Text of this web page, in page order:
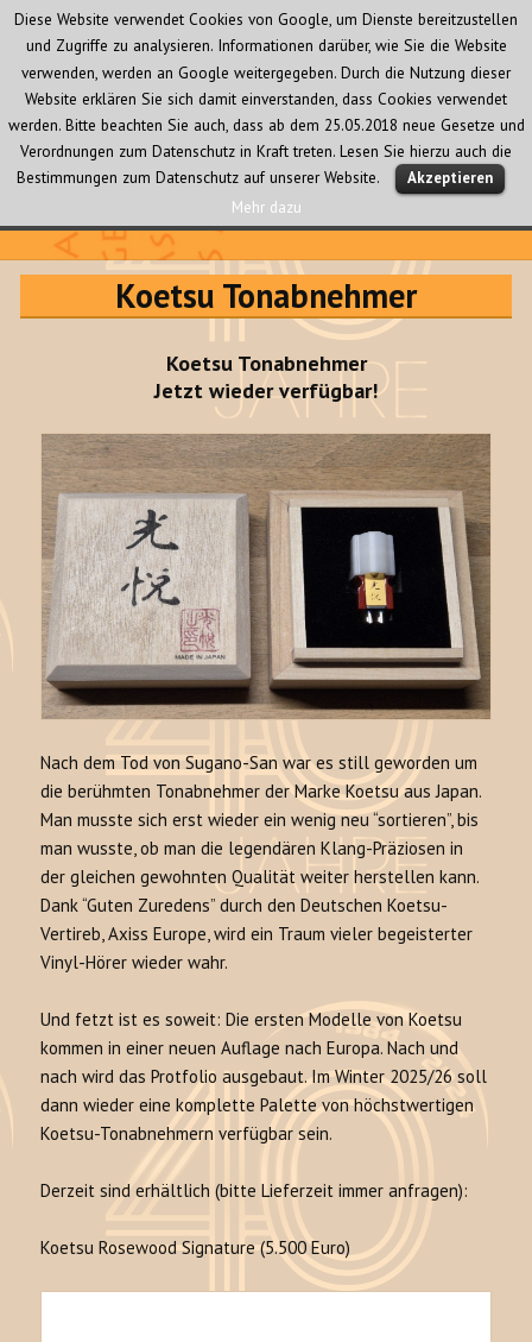
Audio Creativ
MENÜ
UND
Koetsu Tonabnehmer
Koetsu Tonabnehmer
Jetzt wieder verfügbar!
Nach dem Tod von Sugano-San war es still geworden um
die berühmten Tonabnehmer der Marke Koetsu aus Japan.
Man musste sich erst wieder ein wenig neu “sortieren”, bis
man wusste, ob man die legendären Klang-Präziosen in
der gleichen gewohnten Qualität weiter herstellen kann.
Dank “Guten Zuredens” durch den Deutschen Koetsu-
Vertireb, Axiss Europe, wird ein Traum vieler begeisterter
Vinyl-Hörer wieder wahr.
Und fetzt ist es soweit: Die ersten Modelle von Koetsu
kommen in einer neuen Auflage nach Europa. Nach und
nach wird das Protfolio ausgebaut. Im Winter 2025/26 soll
dann wieder eine komplette Palette von höchstwertigen
Koetsu-Tonabnehmern verfügbar sein.
Derzeit sind erhältlich (bitte Lieferzeit immer anfragen):
Koetsu Rosewood Signature (5.500 Euro)
Diese Website verwendet Cookies von Google, um Dienste bereitzustellen
und Zugriffe zu analysieren. Informationen darüber, wie Sie die Website
verwenden, werden an Google weitergegeben. Durch die Nutzung dieser
Website erklären Sie sich damit einverstanden, dass Cookies verwendet
werden. Bitte beachten Sie auch, dass ab dem 25.05.2018 neue Gesetze und
Verordnungen zum Datenschutz in Kraft treten. Lesen Sie hierzu auch die
Bestimmungen zum Datenschutz auf unserer Website.
Akzeptieren
Mehr dazu